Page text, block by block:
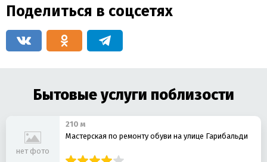
Поделиться в соцсетях
Бытовые услуги поблизости
нет фото
210 м
Мастерская по ремонту обуви на улице Гарибальди